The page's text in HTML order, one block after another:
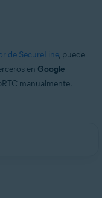
de SecureLine, puede
en Google
manualmente.